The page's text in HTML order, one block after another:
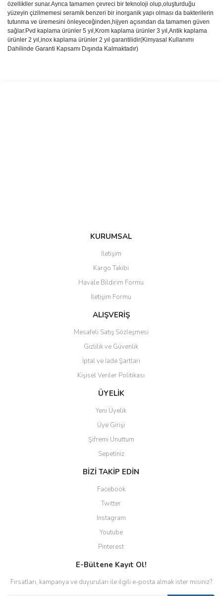
özellikller sunar.Ayrıca tamamen çevreci bir teknoloji olup,oluşturduğu
yüzeyin çizilmemesi seramik benzeri bir inorganik yapı olması da bakterilerin
tutunma ve üremesini önleyeceğinden,hijyen açısından da tamamen güven
sağlar.Pvd kaplama ürünler 5 yıl,Krom kaplama ürünler 3 yıl,Antik kaplama
ürünler 2 yıl,inox kaplama ürünler 2 yıl garantilidir(Kimyasal Kullanımı
Dahilinde Garanti Kapsamı Dışında Kalmaktadır)
Gönder
KURUMSAL
İletişim
Kargo Takibi
Havale Bildirim Formu
İletişim Formu
ALIŞVERİŞ
Mesafeli Satış Sözleşmesi
Gizlilik ve Güvenlik
İptal ve İade Şartları
Kişisel Veriler Politikası
ÜYELİK
Yeni Üyelik
Üye Girişi
Şifremi Unuttum
Sepetiniz
BİZİ TAKİP EDİN
Facebook
Twitter
Instagram
Youtube
Pinterest
E-Bültene Kayıt Ol!
Fırsatları, kampanya ve duyuruları ile ilgili e-posta almak ister misiniz?